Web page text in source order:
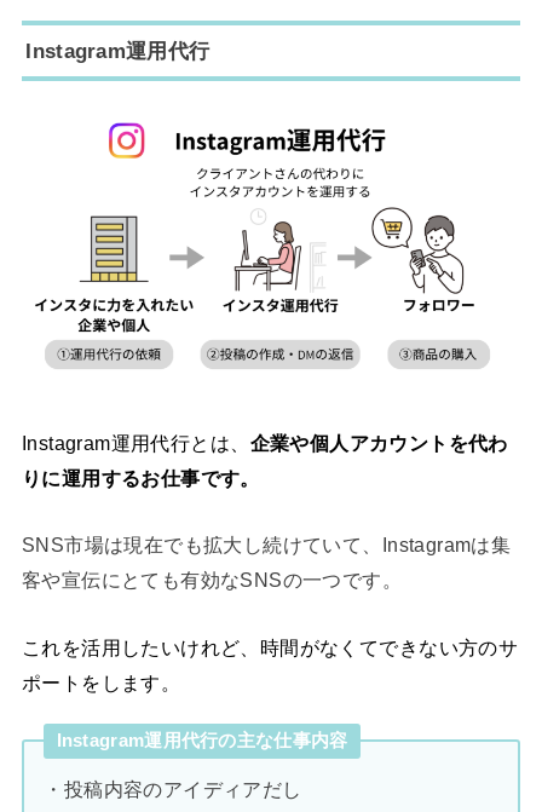
Instagram運用代行
Instagram運用代行とは、 企業や個人アカウントを代わ
りに運用するお仕事です。
SNS市場は現在でも拡大し続けていて、Instagramは集
客や宣伝にとても有効なSNSの一つです。
これを活用したいけれど、時間がなくてできない方のサ
ポートをします。
Instagram運用代行の主な仕事内容
・投稿内容のアイディアだし